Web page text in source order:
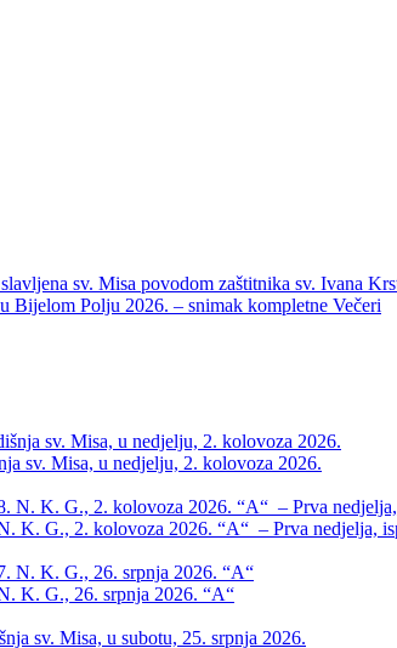
sv. Misa povodom zaštitnika sv. Ivana
Bijelom Polju 2026. – snimak kompletne Večeri
sv. Misa, u nedjelju, 2. kolovoza 2026.
K. G., 2. kolovoza 2026. “A“ – Prva nedjelja,
K. G., 26. srpnja 2026. “A“